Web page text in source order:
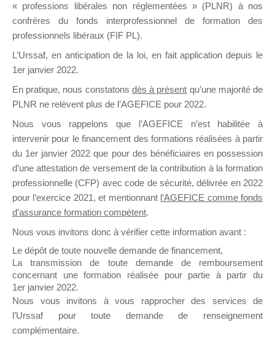
DIRIGEANT
Ce groupe est destiné aux Organismes de
Formation qui souhaitent répondre à l’Appel à
Propositions Mallette du Dirigeant.
sur lequel il est possible de laisser un message
ou poser une question.
NB : Il est nécessaire d’êtreinscrit(e)pour
pouvoir rejoindre ce groupe
« professions libérales non réglementées » (PLNR) à nos
confrères du fonds interprofessionnel de formation des
professionnels libéraux (FIF PL).
L’Urssaf, en anticipation de la loi, en fait application depuis le
1er janvier 2022.
En pratique, nous constatons dès à présent qu’une majorité de
PLNR ne relèvent plus de l’AGEFICE pour 2022.
Nous vous rappelons que l’AGEFICE n’est habilitée à
intervenir pour le financement des formations réalisées à partir
du 1er janvier 2022 que pour des bénéficiaires en possession
d’une attestation de versement de la contribution à la formation
professionnelle (CFP) avec code de sécurité, délivrée en 2022
pour l’exercice 2021, et mentionnant l’AGEFICE comme fonds
d’assurance formation compétent.
Nous vous invitons donc à vérifier cette information avant :
Le dépôt de toute nouvelle demande de financement,
La transmission de toute demande de remboursement
concernant une formation réalisée pour partie à partir du
1er janvier 2022.
Nous vous invitons à vous rapprocher des services de
l’Urssaf pour toute demande de renseignement
complémentaire.